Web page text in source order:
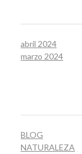
abril 2024
marzo 2024
BLOG
NATURALEZA